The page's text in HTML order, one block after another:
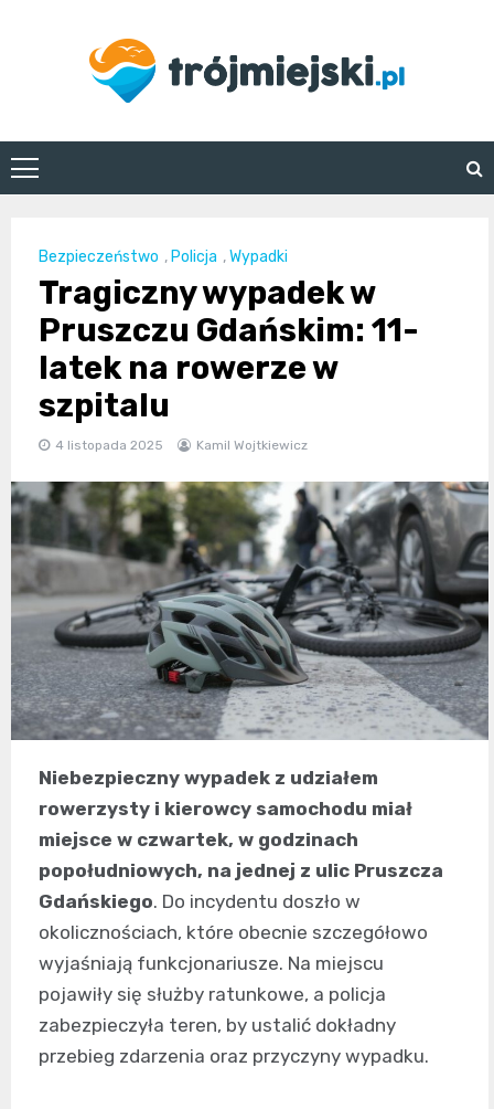
trojmiejski.pl
Bezpieczeństwo , Policja ,Wypadki
Tragiczny wypadek w
Pruszczu Gdańskim: 11-
latek na rowerze w
szpitalu
4 listopada 2025 Kamil Wojtkiewicz
Niebezpieczny wypadek z udziałem
rowerzysty i kierowcy samochodu miał
miejsce w czwartek, w godzinach
popołudniowych, na jednej z ulic Pruszcza
Gdańskiego. Do incydentu doszło w
okolicznościach, które obecnie szczegółowo
wyjaśniają funkcjonariusze. Na miejscu
pojawiły się służby ratunkowe, a policja
zabezpieczyła teren, by ustalić dokładny
przebieg zdarzenia oraz przyczyny wypadku.